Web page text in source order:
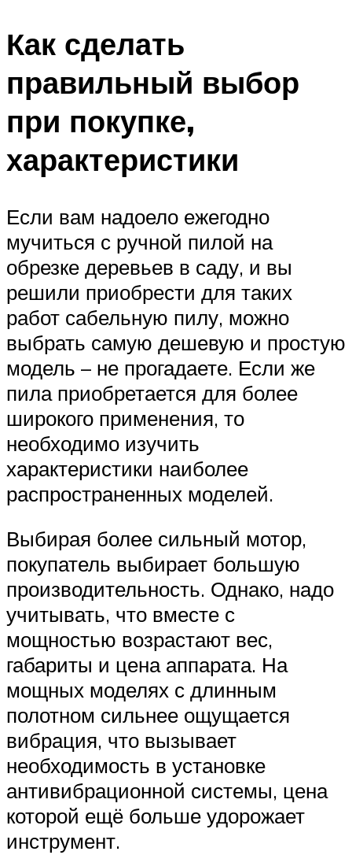
Как сделать
правильный выбор
при покупке,
характеристики
Если вам надоело ежегодно
мучиться с ручной пилой на
обрезке деревьев в саду, и вы
решили приобрести для таких
работ сабельную пилу, можно
выбрать самую дешевую и простую
модель – не прогадаете. Если же
пила приобретается для более
широкого применения, то
необходимо изучить
характеристики наиболее
распространенных моделей.
Выбирая более сильный мотор,
покупатель выбирает большую
производительность. Однако, надо
учитывать, что вместе с
мощностью возрастают вес,
габариты и цена аппарата. На
мощных моделях с длинным
полотном сильнее ощущается
вибрация, что вызывает
необходимость в установке
антивибрационной системы, цена
которой ещё больше удорожает
инструмент.